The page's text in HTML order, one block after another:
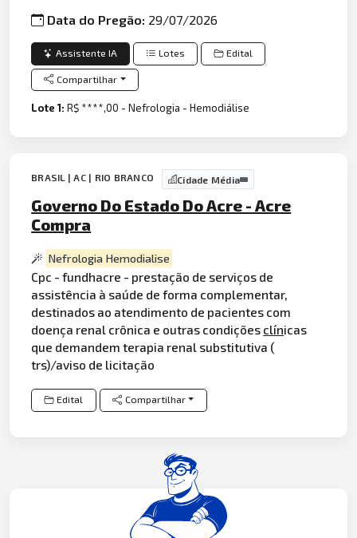
Data do Pregão: 29/07/2026
Assistente IA Lotes Edital
Compartilhar
Lote 1:R$ ****,00 - Nefrologia - Hemodiálise
BRASIL | AC | RIO BRANCO Cidade Média
Governo Do Estado Do Acre - Acre
Compra
Nefrologia Hemodialise
Cpc - fundhacre - prestação de serviços de
assistência à saúde de forma complementar,
destinados ao atendimento de pacientes com
doença renal crônica e outras condições clínicas
que demandem terapia renal substitutiva (
trs)/aviso de licitação
Edital Compartilhar